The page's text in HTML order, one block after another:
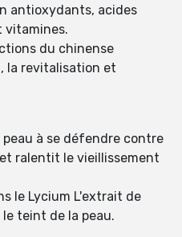
antioxydants, acides
vitamines.
du chinense
la revitalisation et
à se défendre contre
ralentit le vieillissement
le Lycium L'extrait de
teint de la peau.